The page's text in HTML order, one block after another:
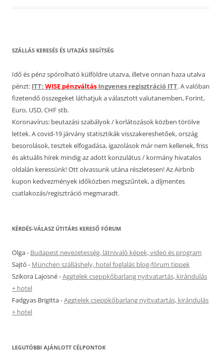
SZÁLLÁS KERESÉS ÉS UTAZÁS SEGÍTSÉG
Idő és pénz spórolható külföldre utazva, illetve onnan haza utalva
pénzt: ITT: WISE pénzváltás Ingyenes regisztráció ITT. A valóban
fizetendő összegeket láthatjuk a választott valutanemben, Forint,
Euro, USD, CHF stb.
Koronavírus: beutazási szabályok / korlátozások közben törölve
lettek. A covid-19 járvány statisztikák visszakereshetőek, ország
besorolások, tesztek elfogadása, igazolások már nem kellenek, friss
és aktuális hírek mindig az adott konzulátus / kormány hivatalos
oldalán keressünk! Ott olvassunk utána részletesen! Az Airbnb
kupon kedvezmények időközben megszűntek, a díjmentes
csatlakozás/regisztráció megmaradt.
KÉRDÉS-VÁLASZ ÚTITÁRS KERESŐ FÓRUM
Olga- Budapest nevezetesség, látnivaló képek, videó és program
Sajtó - München szálláshely, hotel foglalás blog-fórum tippek
Szikora Lajosné-Aggtelek cseppkőbarlang nyitvatartás, kirándulás
+ hotel
Fadgyas Brigitta-Aggtelek cseppkőbarlang nyitvatartás, kirándulás
+ hotel
LEGUTÓBBI AJÁNLOTT CÉLPONTOK